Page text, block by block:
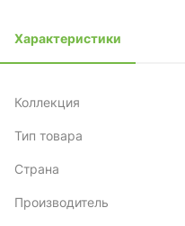
Характеристики
Коллекция
Тип товара
Страна
Производитель